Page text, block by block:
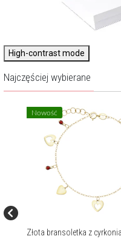
High-contrast mode
Najczęściej wybierane
Nowość
Złota bransoletka z